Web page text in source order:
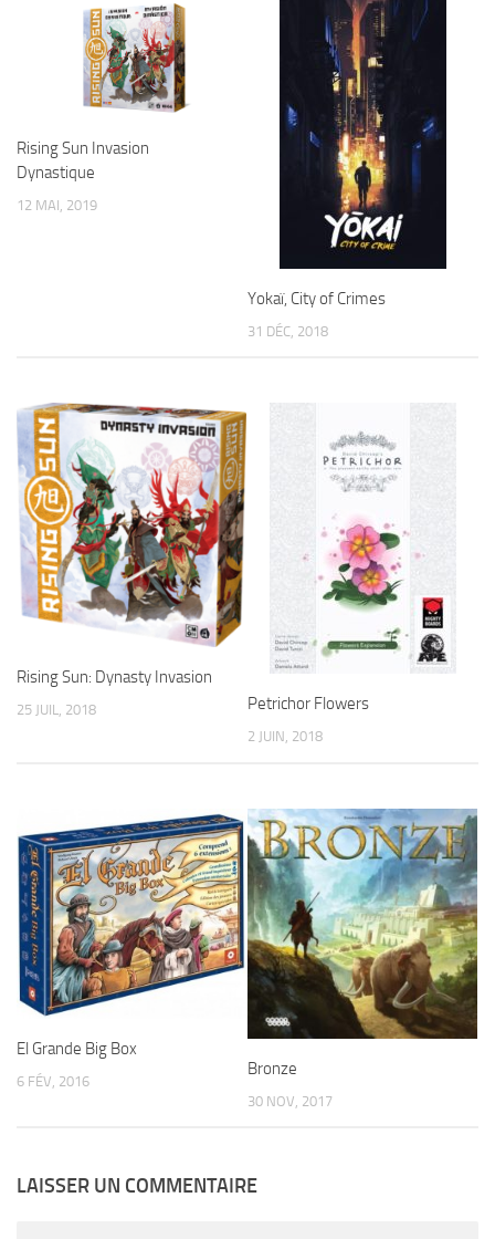
Rising Sun Invasion
Dynastique
12 MAI, 2019
Yokaï, City of Crimes
31 DÉC, 2018
Rising Sun: Dynasty Invasion
25 JUIL, 2018 Petrichor Flowers
2 JUIN, 2018
El Grande Big Box
6 FÉV, 2016
Bronze
30 NOV, 2017
LAISSER UN COMMENTAIRE